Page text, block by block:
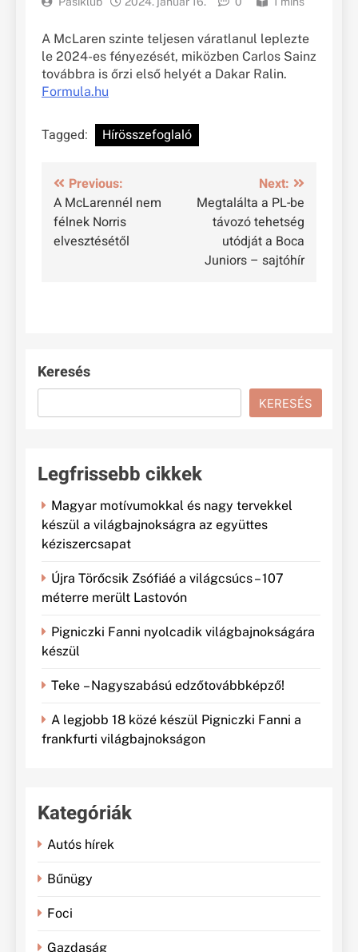
A McLaren szinte teljesen váratlanul leplezte
le 2024-es fényezését, miközben Carlos Sainz
továbbra is őrzi első helyét a Dakar Ralin.
Formula.hu
Tagged: Hírösszefoglaló
Bejegyzés
navigáció
Previous:
A McLarennél nem
félnek Norris
elvesztésétől
Next:
Megtalálta a PL-be
távozó tehetség
utódját a Boca
Juniors – sajtóhír
Keresés
KERESÉS
Legfrissebb cikkek
Magyar motívumokkal és nagy tervekkel
készül a világbajnokságra az együttes
kéziszercsapat
Újra Törőcsik Zsófiáé a világcsúcs – 107
méterre merült Lastovón
Pigniczki Fanni nyolcadik világbajnokságára
készül
Teke – Nagyszabású edzőtovábbképző!
A legjobb 18 közé készül Pigniczki Fanni a
frankfurti világbajnokságon
Kategóriák
Autós hírek
Bűnügy
Foci
Gazdaság